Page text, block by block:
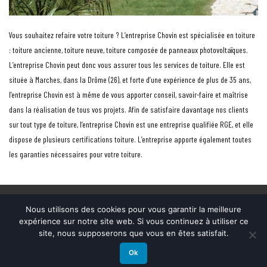
Vous souhaitez refaire votre toiture ? L’entreprise Chovin est spécialisée en toiture
: toiture ancienne, toiture neuve, toiture composée de panneaux photovoltaïques.
L’entreprise Chovin peut donc vous assurer tous les services de toiture. Elle est
située à Marches, dans la Drôme (26), et forte d’une expérience de plus de 35 ans,
l’entreprise Chovin est à même de vous apporter conseil, savoir-faire et maîtrise
dans la réalisation de tous vos projets. Afin de satisfaire davantage nos clients
sur tout type de toiture, l’entreprise Chovin est une entreprise qualifiée RGE, et elle
dispose de plusieurs certifications toiture. L’entreprise apporte également toutes
les garanties nécessaires pour votre toiture.
© Copyright Chovin – Couverture & charpente en drome – Ardèche – Tél.04
75 47 48 56
Nous utilisons des cookies pour vous garantir la meilleure
expérience sur notre site web. Si vous continuez à utiliser ce
site, nous supposerons que vous en êtes satisfait.
Ok